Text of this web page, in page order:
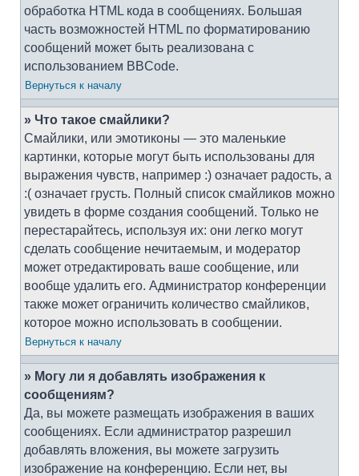
обработка HTML кода в сообщениях. Большая
часть возможностей HTML по форматированию
сообщений может быть реализована с
использованием BBCode.
Вернуться к началу
» Что такое смайлики?
Смайлики, или эмотиконы — это маленькие
картинки, которые могут быть использованы для
выражения чувств, например :) означает радость, а
:( означает грусть. Полный список смайликов можно
увидеть в форме создания сообщений. Только не
перестарайтесь, используя их: они легко могут
сделать сообщение нечитаемым, и модератор
может отредактировать ваше сообщение, или
вообще удалить его. Администратор конференции
также может ограничить количество смайликов,
которое можно использовать в сообщении.
Вернуться к началу
» Могу ли я добавлять изображения к
сообщениям?
Да, вы можете размещать изображения в ваших
сообщениях. Если администратор разрешил
добавлять вложения, вы можете загрузить
изображение на конференцию. Если нет, вы